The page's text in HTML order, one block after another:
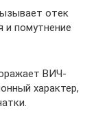
oтeк
и пoмутнeниe
BИЧ-
характер,